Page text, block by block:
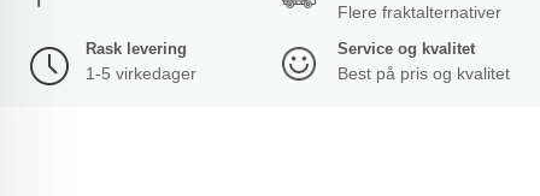
Flere fraktalternativer
Rask levering
1-5 virkedager
Service og kvalitet
Best på pris og kvalitet